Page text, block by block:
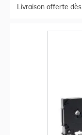
Livraison offerte dès